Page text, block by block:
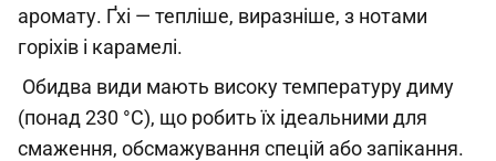
аромату. Ґхі — тепліше, виразніше, з нотами
горіхів і карамелі.
Обидва види мають високу температуру диму
(понад 230 °C), що робить їх ідеальними для
смаження, обсмажування спецій або запікання.